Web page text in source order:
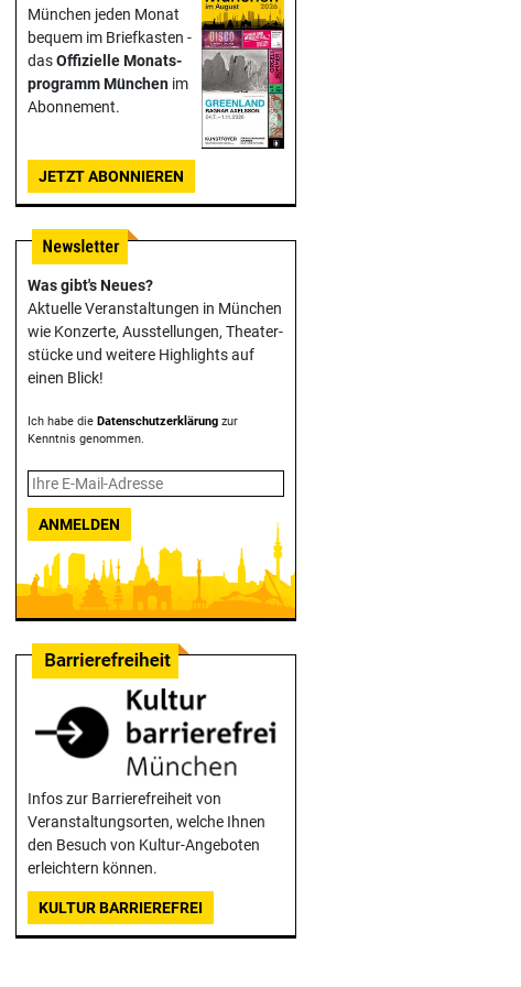
München jeden Monat
bequem im Briefkasten -
dasOffizielle Monats­
programm München im
Abonnement.
JETZT ABONNIEREN
Was gibt's Neues?
Aktuelle Veranstaltungen in München
wie Konzerte, Ausstellungen, Theater­
stücke und weitere Highlights auf
einen Blick!
Ich habe die Datenschutzerklärung zur
Kenntnis genommen.
ANMELDEN
Infos zur Barrierefreiheit von
Veranstaltungsorten, welche Ihnen
den Besuch von Kultur-Angeboten
erleichtern können.
KULTUR BARRIEREFREI